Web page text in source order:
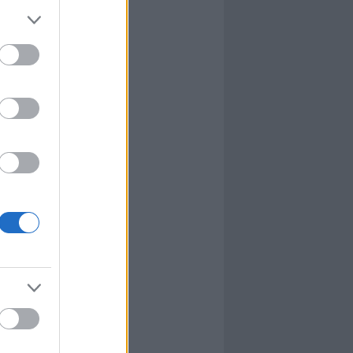
kis falunk
Mix
közt
TV
Takács Gábor
sorozat